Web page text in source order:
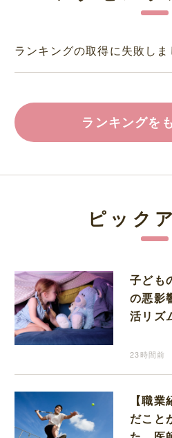
ランキングの取得に失敗しま
ランキングを
ピック
子ども
の悪影
活リズ
23時間前
【職
だこと